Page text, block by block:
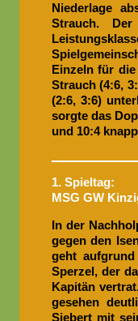
Niederlage
Strauch.
Einzeln für die
Strauch (4:6,
(2:6, 3:6)
sorgte das
und 10:4
1. Spieltag:
MSG GW
In der
gegen den
geht
Sperzel, der
Kapitän
gesehen
Siebert mit